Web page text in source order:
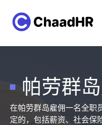
帕劳群
在帕劳群岛雇佣一名全职
定的，包括薪资、社会保